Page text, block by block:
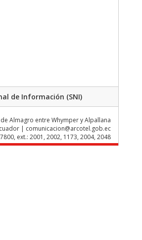
de Información (SNI)
Almagro entre Whymper y Alpallana
| comunicacion@arcotel.gob.ec
ext.: 2001, 2002, 1173, 2004, 2048